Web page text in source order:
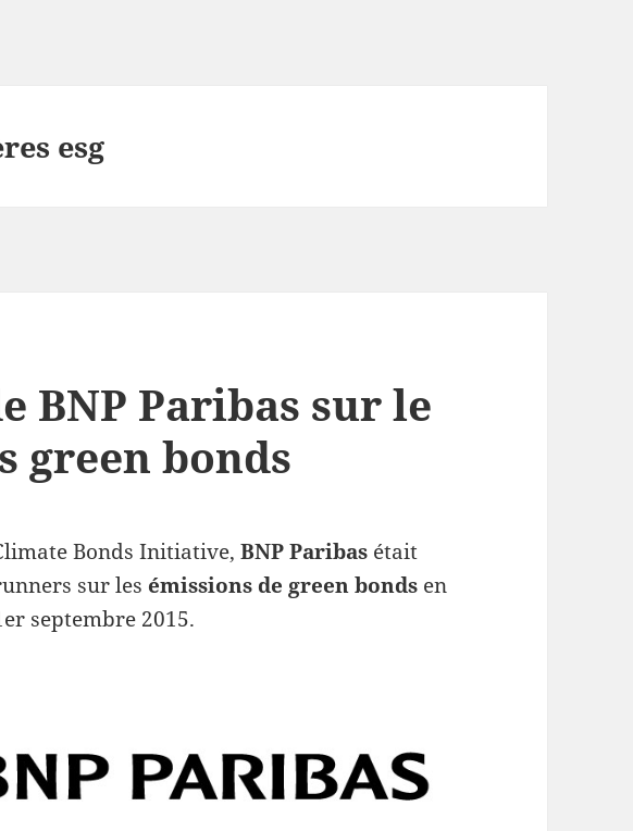
esg
BNP Paribas sur le
green bonds
Bonds Initiative,BNP Paribas était
sur les émissions de green bonds en
septembre 2015.